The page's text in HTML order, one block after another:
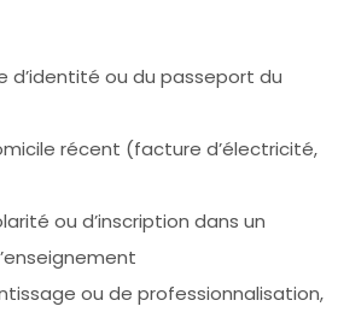
d’identité ou du passeport du
récent (facture d’électricité,
ou d’inscription dans un
ou de professionnalisation,